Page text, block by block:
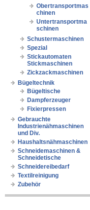
Obertransportmas
chinen
Untertransportma
schinen
Schustermaschinen
Spezial
Stickautomaten
Stickmaschinen
Zickzackmaschinen
Bügeltechnik
Bügeltische
Dampferzeuger
Fixierpressen
Gebrauchte
Industrienähmaschinen
und Div.
Haushaltsnähmaschinen
Schneidemaschinen &
Schneidetische
Schneidereibedarf
Textilreinigung
Zubehör